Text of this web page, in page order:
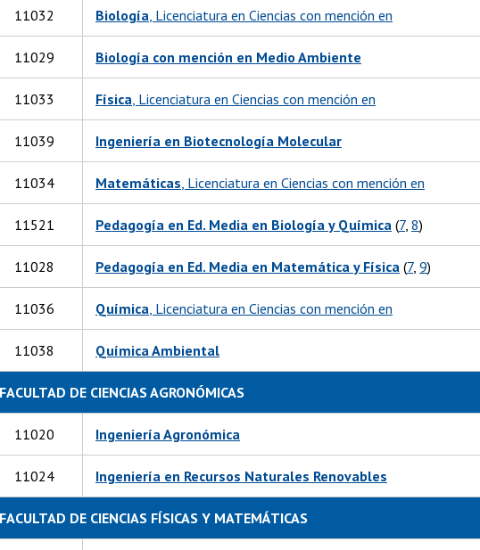
11032 Biología , Licenciatura en Ciencias con mención en
11029 Biología con mención en Medio Ambiente
11033 Física , Licenciatura en Ciencias con mención en
11039 Ingeniería en Biotecnología Molecular
11034 Matemáticas , Licenciatura en Ciencias con mención en
11521 Pedagogía en Ed. Media en Biología y Química (7, 8)
11028 Pedagogía en Ed. Media en Matemática y Física (7, 9)
11036 Química , Licenciatura en Ciencias con mención en
11038 Química Ambiental
FACULTAD DE CIENCIAS AGRONÓMICAS
11020 Ingeniería Agronómica
11024 Ingeniería en Recursos Naturales Renovables
FACULTAD DE CIENCIAS FÍSICAS Y MATEMÁTICAS